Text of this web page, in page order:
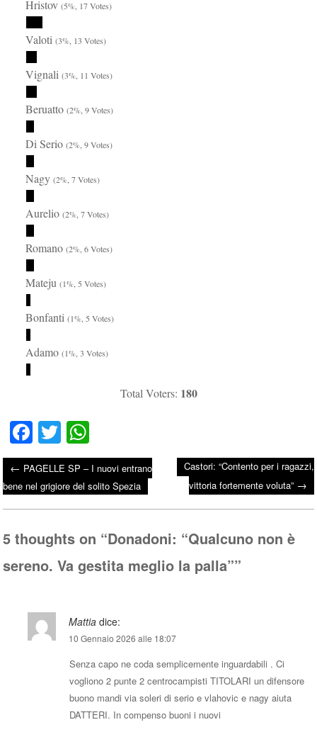
Hristov(5%, 17 Votes)
Valoti(3%, 13 Votes)
Vignali(3%, 11 Votes)
Beruatto(2%, 9 Votes)
Di Serio(2%, 9 Votes)
Nagy(2%, 7 Votes)
Aurelio(2%, 7 Votes)
Romano(2%, 6 Votes)
Mateju(1%, 5 Votes)
Bonfanti(1%, 5 Votes)
Adamo(1%, 3 Votes)
Total Voters: 180
Fa
ce
bo
ok
T
wi
tte
r
ha
ts
A
Post navigation
← PAGELLE SP – I nuovi entrano
bene nel grigiore del solito Spezia
Castori: “Contento per i ragazzi,
vittoria fortemente voluta” →
5 thoughts on “Donadoni: “Qualcuno non è
sereno. Va gestita meglio la palla””
Mattia dice:
10 Gennaio 2026 alle 18:07
Senza capo ne coda semplicemente inguardabili . Ci
vogliono 2 punte 2 centrocampisti TITOLARI un difensore
buono mandi via soleri di serio e vlahovic e nagy aiuta
DATTERI. In compenso buoni i nuovi